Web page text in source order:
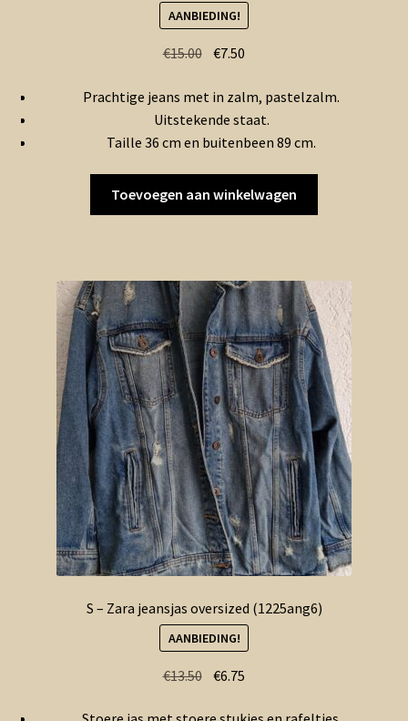
AANBIEDING!
€15.00 Oorspronkelijke
was:
€15.00.
€7.50
is:
€7.50.
Prachtige jeans met in zalm, pastelzalm.
Uitstekende staat.
Taille 36 cm en buitenbeen 89 cm.
Toevoegen aan winkelwagen
S – Zara jeansjas oversized (1225ang6)
AANBIEDING!
€13.50 Oorspronkelijke
€6.75